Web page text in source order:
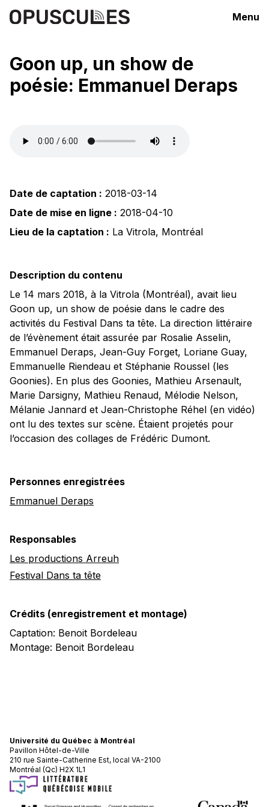
Menu
Goon up, un show de
poésie: Emmanuel Deraps
Date de captation : 2018-03-14
Date de mise en ligne : 2018-04-10
Lieu de la captation : La Vitrola, Montréal
Description du contenu
Le 14 mars 2018, à la Vitrola (Montréal), avait lieu
Goon up, un show de poésie dans le cadre des
activités du Festival Dans ta tête. La direction littéraire
de l’évènement était assurée par Rosalie Asselin,
Emmanuel Deraps, Jean-Guy Forget, Loriane Guay,
Emmanuelle Riendeau et Stéphanie Roussel (les
Goonies). En plus des Goonies, Mathieu Arsenault,
Marie Darsigny, Mathieu Renaud, Mélodie Nelson,
Mélanie Jannard et Jean-Christophe Réhel (en vidéo)
ont lu des textes sur scène. Étaient projetés pour
l’occasion des collages de Frédéric Dumont.
Personnes enregistrées
Emmanuel Deraps
Responsables
Les productions Arreuh
Festival Dans ta tête
Crédits (enregistrement et montage)
Captation: Benoit Bordeleau
Montage: Benoit Bordeleau
Université du Québec à Montréal
Pavillon Hôtel-de-Ville
210 rue Sainte-Catherine Est, local VA-2100
Montréal (Qc) H2X 1L1